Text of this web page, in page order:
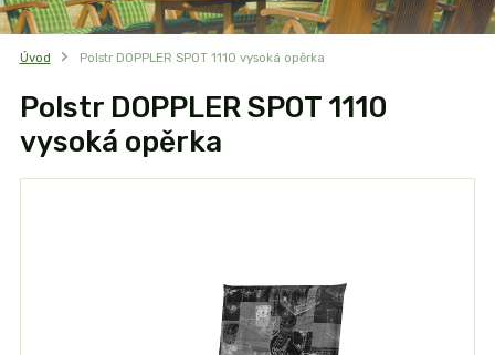
Úvod Polstr DOPPLER SPOT 1110 vysoká opěrka
Polstr DOPPLER SPOT 1110
vysoká opěrka